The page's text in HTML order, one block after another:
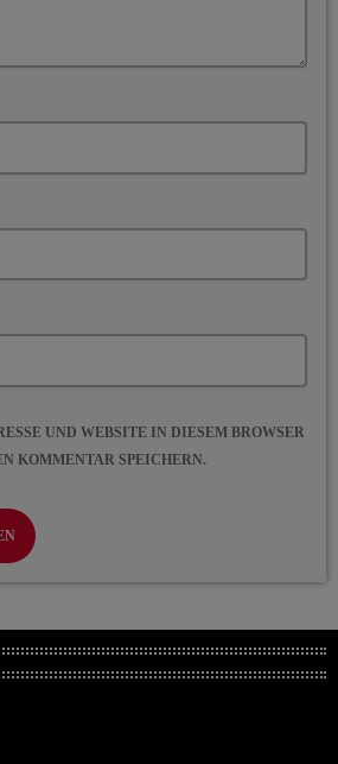
UND WEBSITE IN DIESEM BROWSER
KOMMENTAR SPEICHERN.